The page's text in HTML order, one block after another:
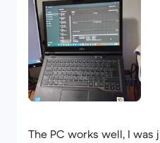
The PC works well, I